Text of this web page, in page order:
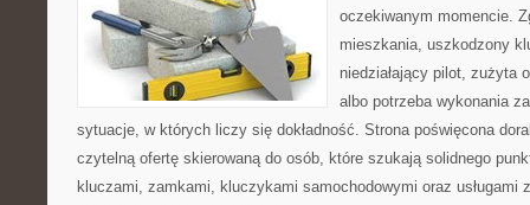
oczekiwanym momencie.
mieszkania, uszkodzony
niedziałający pilot, zużyta
albo potrzeba wykonania
sytuacje, w których liczy się dokładność. Strona poświęcona
czytelną ofertę skierowaną do osób, które szukają solidnego
kluczami, zamkami, kluczykami samochodowymi oraz usługami